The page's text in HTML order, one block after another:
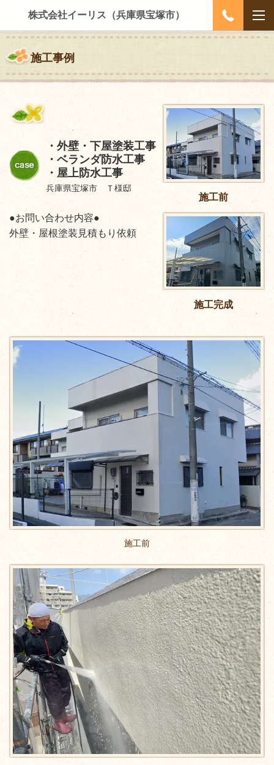
株式会社イーリス（兵庫県宝塚市）
施工事例
施工前
・外壁・下屋塗装工事
・ベランダ防水工事
・屋上防水工事
兵庫県宝塚市 Ｔ様邸
施工完成
●お問い合わせ内容●
外壁・屋根塗装見積もり依頼
施工前